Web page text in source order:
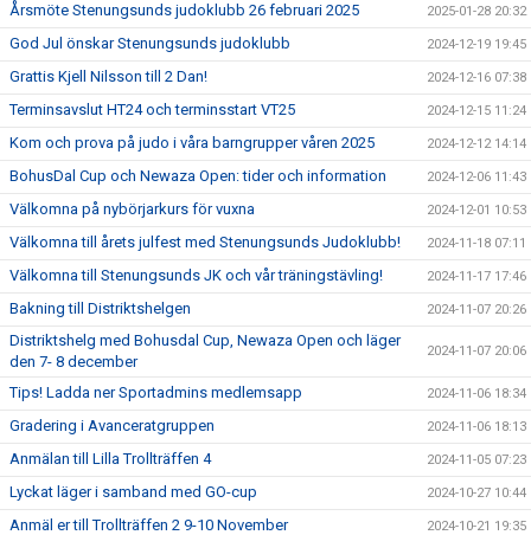
Årsmöte Stenungsunds judoklubb 26 februari 2025 2025-01-28 20:32
God Jul önskar Stenungsunds judoklubb 2024-12-19 19:45
Grattis Kjell Nilsson till 2 Dan! 2024-12-16 07:38
Terminsavslut HT24 och terminsstart VT25 2024-12-15 11:24
Kom och prova på judo i våra barngrupper våren 2025 2024-12-12 14:14
BohusDal Cup och Newaza Open: tider och information 2024-12-06 11:43
Välkomna på nybörjarkurs för vuxna 2024-12-01 10:53
Välkomna till årets julfest med Stenungsunds Judoklubb! 2024-11-18 07:11
Välkomna till Stenungsunds JK och vår träningstävling! 2024-11-17 17:46
Bakning till Distriktshelgen 2024-11-07 20:26
Distriktshelg med Bohusdal Cup, Newaza Open och läger
den 7- 8 december
2024-11-07 20:06
Tips! Ladda ner Sportadmins medlemsapp 2024-11-06 18:34
Gradering i Avanceratgruppen 2024-11-06 18:13
Anmälan till Lilla Trollträffen 4 2024-11-05 07:23
Lyckat läger i samband med GO-cup 2024-10-27 10:44
Anmäl er till Trollträffen 2 9-10 November 2024-10-21 19:35